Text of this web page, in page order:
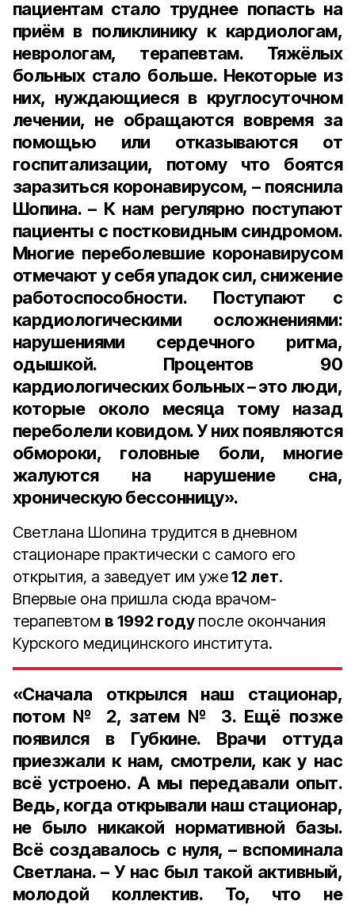
пациентам стало труднее попасть на
приём в поликлинику к кардиологам,
неврологам, терапевтам. Тяжёлых
больных стало больше. Некоторые из
них, нуждающиеся в круглосуточном
лечении, не обращаются вовремя за
помощью или отказываются от
госпитализации, потому что боятся
заразиться коронавирусом, – пояснила
Шопина. – К нам регулярно поступают
пациенты с постковидным синдромом.
Многие переболевшие коронавирусом
отмечают у себя упадок сил, снижение
работоспособности. Поступают с
кардиологическими осложнениями:
нарушениями сердечного ритма,
одышкой. Процентов 90
кардиологических больных – это люди,
которые около месяца тому назад
переболели ковидом. У них появляются
обмороки, головные боли, многие
жалуются на нарушение сна,
хроническую бессонницу».
Светлана Шопина трудится в дневном
стационаре практически с самого его
открытия, а заведует им уже12 лет.
Впервые она пришла сюда врачом-
терапевтом в 1992 году после окончания
Курского медицинского института.
«Сначала открылся наш стационар,
потом № 2, затем № 3. Ещё позже
появился в Губкине. Врачи оттуда
приезжали к нам, смотрели, как у нас
всё устроено. А мы передавали опыт.
Ведь, когда открывали наш стационар,
не было никакой нормативной базы.
Всё создавалось с нуля, – вспоминала
Светлана. – У нас был такой активный,
молодой коллектив. То, что не